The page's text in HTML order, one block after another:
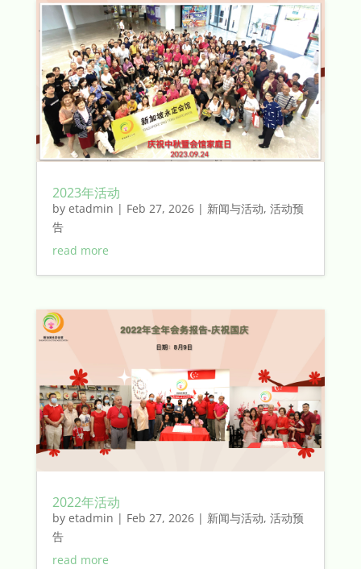
2023年活动
by etadmin | Feb 27, 2026| 新闻与活动, 活动预
告
read more
2022年活动
by etadmin | Feb 27, 2026| 新闻与活动, 活动预
告
read more